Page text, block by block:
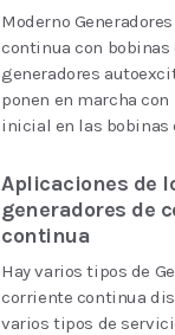
Moderno
continua con bobinas
generadores
ponen en marcha
inicial en las bobinas
Aplicaciones de
generadores de
continua
Hay varios tipos de
corriente continua
varios tipos de